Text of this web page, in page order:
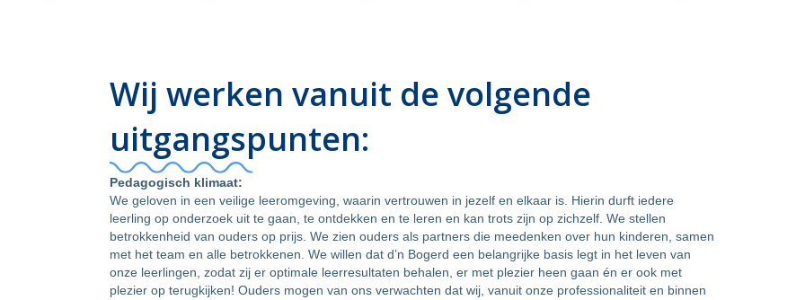
Wij werken vanuit de volgende
uitgangspunten:
Pedagogisch klimaat:
We geloven in een veilige leeromgeving, waarin vertrouwen in jezelf en elkaar is. Hierin durft iedere
leerling op onderzoek uit te gaan, te ontdekken en te leren en kan trots zijn op zichzelf. We stellen
betrokkenheid van ouders op prijs. We zien ouders als partners die meedenken over hun kinderen, samen
met het team en alle betrokkenen. We willen dat d’n Bogerd een belangrijke basis legt in het leven van
onze leerlingen, zodat zij er optimale leerresultaten behalen, er met plezier heen gaan én er ook met
plezier op terugkijken! Ouders mogen van ons verwachten dat wij, vanuit onze professionaliteit en binnen